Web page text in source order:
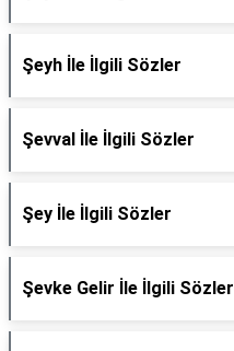
Şeyh İle İlgili Sözler
Şevval İle İlgili Sözler
Şey İle İlgili Sözler
Şevke Gelir İle İlgili Sözler